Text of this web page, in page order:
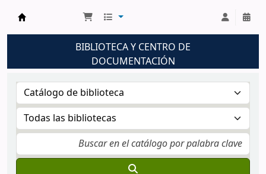
Biblioteca UNM
BIBLIOTECA Y CENTRO DE
DOCUMENTACIÓN